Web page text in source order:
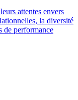
attentes envers
la diversité
de performance